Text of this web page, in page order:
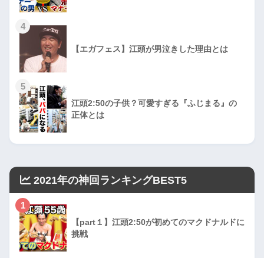
4
【エガフェス】江頭が男泣きした理由とは
5
江頭2:50の子供？可愛すぎる『ふじまる』の
正体とは
2021年の神回ランキングBEST5
1
【part１】江頭2:50が初めてのマクドナルドに
挑戦